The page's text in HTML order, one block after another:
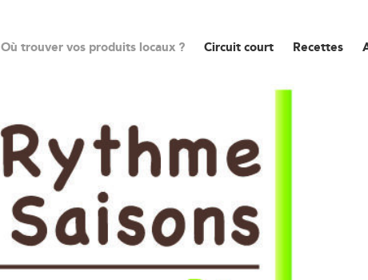
Où trouver vos produits locaux ? Circuit court Recettes